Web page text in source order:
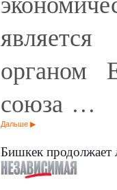
органом
союза …
Дальше
Бишкек продолжает